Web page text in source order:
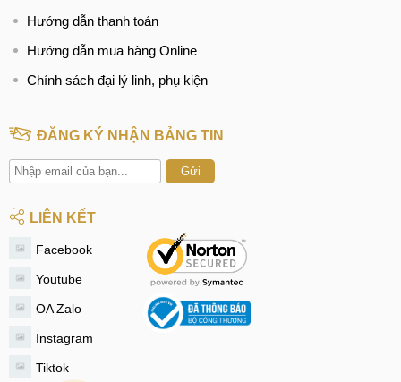
Hướng dẫn thanh toán
Hướng dẫn mua hàng Online
Chính sách đại lý linh, phụ kiện
ĐĂNG KÝ NHẬN BẢNG TIN
Gửi
LIÊN KẾT
Facebook
Youtube
OA Zalo
Instagram
Tiktok